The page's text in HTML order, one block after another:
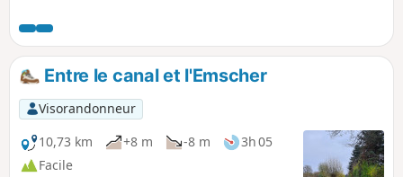
Entre le canal et l'Emscher
Visorandonneur
10,73 km
+8 m -8 m
3h 05
Facile